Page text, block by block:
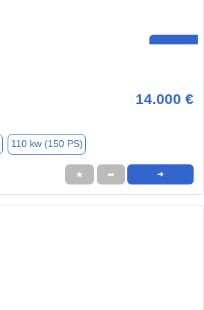
14.000 €
110 kw (150 PS)
★ ➦ ➜